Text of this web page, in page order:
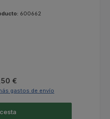
600662
normal:
€
gastos de envío